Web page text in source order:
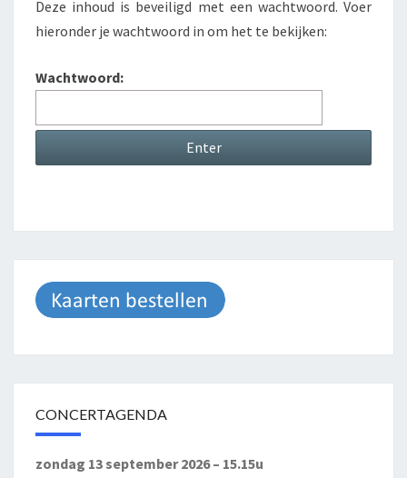
Deze inhoud is beveiligd met een wachtwoord. Voer
hieronder je wachtwoord in om het te bekijken:
Wachtwoord:
CONCERTAGENDA
zondag 13 september 2026 – 15.15u